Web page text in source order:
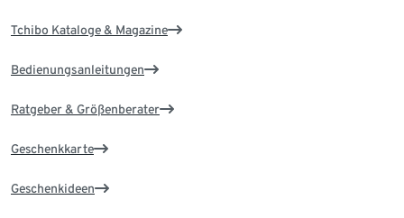
Tchibo Kataloge & Magazine
Bedienungsanleitungen
Ratgeber & Größenberater
Geschenkkarte
Geschenkideen